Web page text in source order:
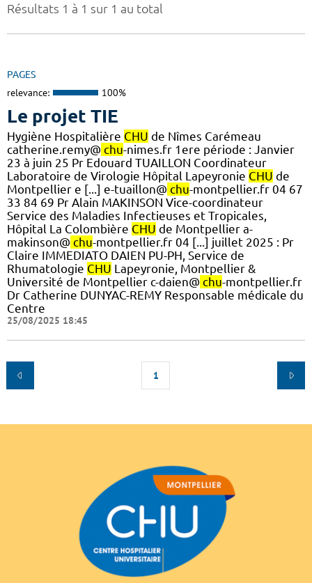
Résultats 1 à 1 sur 1 au total
PAGES
relevance: 100%
Le projet TIE
Hygiène Hospitalière CHU de Nîmes Carémeau
catherine.remy@ chu-nimes.fr 1ere période : Janvier
23 à juin 25 Pr Edouard TUAILLON Coordinateur
Laboratoire de Virologie Hôpital Lapeyronie CHU de
Montpellier e [...] e-tuaillon@ chu-montpellier.fr 04 67
33 84 69 Pr Alain MAKINSON Vice-coordinateur
Service des Maladies Infectieuses et Tropicales,
Hôpital La Colombière CHU de Montpellier a-
makinson@ chu-montpellier.fr 04 [...] juillet 2025 : Pr
Claire IMMEDIATO DAIEN PU-PH, Service de
Rhumatologie CHU Lapeyronie, Montpellier &
Université de Montpellier c-daien@ chu-montpellier.fr
Dr Catherine DUNYAC-REMY Responsable médicale du
Centre
25/08/2025 18:45
1